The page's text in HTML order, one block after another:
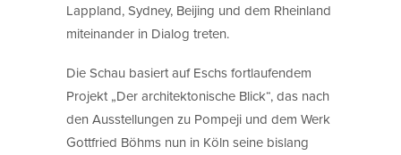
Lappland, Sydney, Beijing und dem Rheinland
miteinander in Dialog treten.
Die Schau basiert auf Eschs fortlaufendem
Projekt „Der architektonische Blick“, das nach
den Ausstellungen zu Pompeji und dem Werk
Gottfried Böhms nun in Köln seine bislang